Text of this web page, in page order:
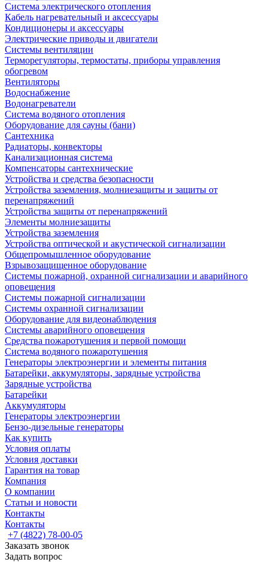
Система электрического отопления
Кабель нагревательный и аксессуары
Кондиционеры и аксессуары
Электрические приводы и двигатели
Системы вентиляции
Терморегуляторы, термостаты, приборы управления
обогревом
Вентиляторы
Водоснабжение
Водонагреватели
Система водяного отопления
Оборудование для сауны (бани)
Сантехника
Радиаторы, конвекторы
Канализационная система
Компенсаторы сантехнические
Устройства и средства безопасности
Устройства заземления, молниезащиты и защиты от
перенапряжений
Устройства защиты от перенапряжений
Элементы молниезащиты
Устройства заземления
Устройства оптической и акустической сигнализации
Общепромышленное оборудование
Взрывозащищенное оборудование
Системы пожарной, охранной сигнализации и аварийного
оповещения
Системы пожарной сигнализации
Системы охранной сигнализации
Оборудование для видеонаблюдения
Системы аварийного оповещения
Средства пожаротушения и первой помощи
Система водяного пожаротушения
Генераторы электроэнергии и элементы питания
Батарейки, аккумуляторы, зарядные устройства
Зарядные устройства
Батарейки
Аккумуляторы
Генераторы электроэнергии
Бензо-дизельные генераторы
Как купить
Условия оплаты
Условия доставки
Гарантия на товар
Компания
О компании
Статьи и новости
Контакты
Контакты
+7 (4822) 78-00-05
Заказать звонок
Задать вопрос